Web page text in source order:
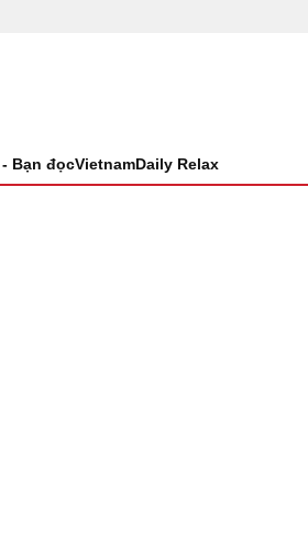
Bạn đọcVietnamDaily Relax